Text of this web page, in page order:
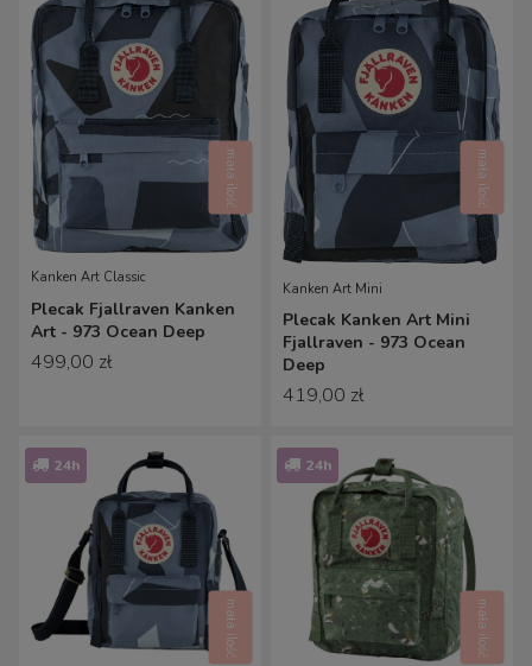
mała ilość
Kanken Art Classic
Plecak Fjallraven Kanken
Art - 973 Ocean Deep
499,00 zł
mała ilość
Kanken Art Mini
Plecak Kanken Art Mini
Fjallraven - 973 Ocean
Deep
419,00 zł
24h
mała ilość
24h
mała ilość